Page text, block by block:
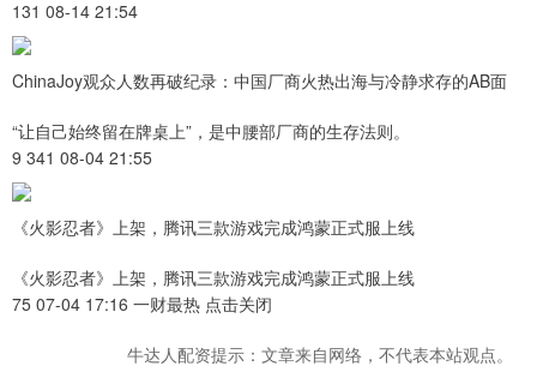
131 08-14 21:54
ChinaJoy观众人数再破纪录：中国厂商火热出海与冷静求存的AB面
“让自己始终留在牌桌上”，是中腰部厂商的生存法则。
9 341 08-04 21:55
《火影忍者》上架，腾讯三款游戏完成鸿蒙正式服上线
《火影忍者》上架，腾讯三款游戏完成鸿蒙正式服上线
75 07-04 17:16 一财最热 点击关闭
牛达人配资提示：文章来自网络，不代表本站观点。